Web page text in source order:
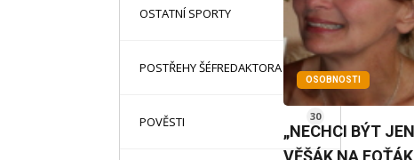
OSTATNÍ SPORTY 71
POSTŘEHY ŠÉFREDAKTORA 12
POVĚSTI 30
OSOBNOSTI
„NECHCI BÝT JEN
VĚŠÁK NA